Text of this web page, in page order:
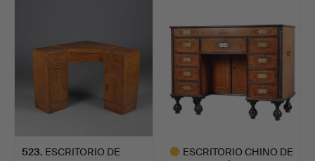
523. ESCRITORIO DE
ESCRITORIO CHINO DE